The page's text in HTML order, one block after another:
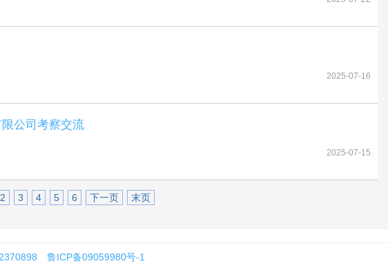
2025-07-16
公司考察交流
2025-07-15
2 3 4 5 6 下一页 末页
鲁ICP备09059980号-1